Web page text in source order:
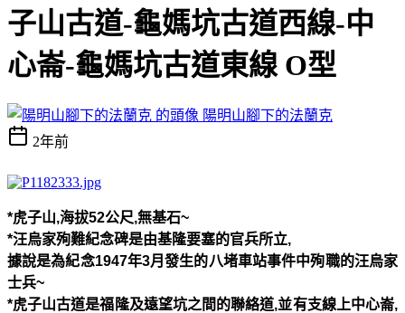
子山古道-龜媽坑古道西線-中
心崙-龜媽坑古道東線 O型
陽明山腳下的法蘭克
2年前
*虎子山,海拔52公尺,無基石~
*汪烏家殉難紀念碑是由基隆要塞的官兵所立,
據說是為紀念1947年3月發生的八堵車站事件中殉職的汪烏家
士兵~
*虎子山古道是福隆及遠望坑之間的聯絡道,並有支線上中心崙,